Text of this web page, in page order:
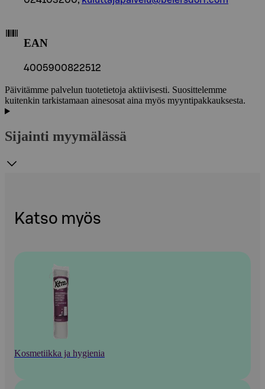
EAN
4005900822512
Päivitämme palvelun tuotetietoja aktiivisesti. Suosittelemme
kuitenkin tarkistamaan ainesosat aina myös myyntipakkauksesta.
Sijainti myymälässä
Katso myös
Kosmetiikka ja hygienia